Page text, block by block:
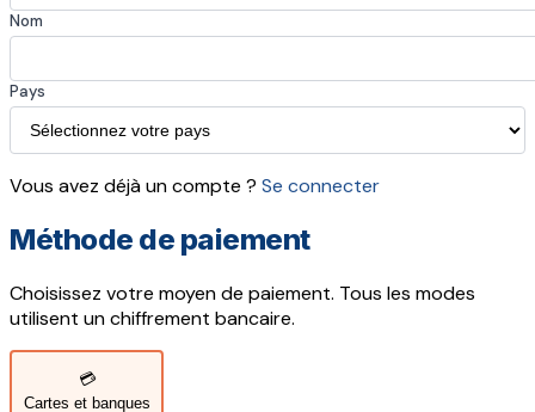
Nom
Pays
Vous avez déjà un compte ? Se connecter
Méthode de paiement
Choisissez votre moyen de paiement. Tous les modes
utilisent un chiffrement bancaire.
💳
Cartes et banques